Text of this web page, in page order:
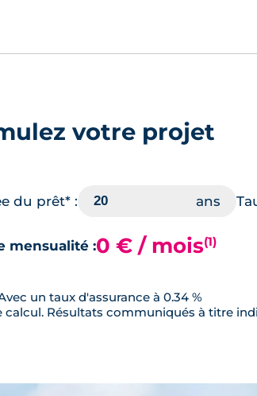
votre projet
du prêt* :
mensualité :0 € / mois(1)
un taux d'assurance à 0.34 %
Résultats communiqués à titre